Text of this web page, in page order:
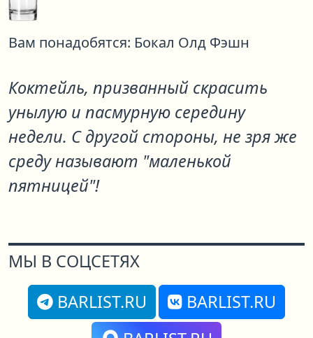
Вам понадобятся: Бокал Олд Фэшн
Коктейль, призванный скрасить
унылую и пасмурную середину
недели. С другой стороны, не зря же
среду называют "маленькой
пятницей"!
МЫ В СОЦСЕТЯХ
BARLIST.RU
BARLIST.RU